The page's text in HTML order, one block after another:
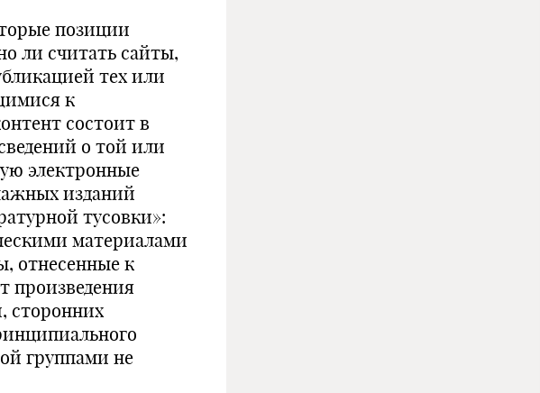
позиции
ли считать сайты,
тех или
к
состоит в
о той или
электронные
изданий
тусовки»:
материалами
отнесенные к
произведения
сторонних
группами не